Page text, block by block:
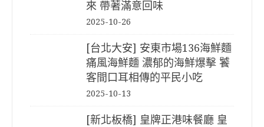
來 帶著滿意回味
2025-10-26
[台北大安] 安東市場136海鮮麵
痛風海鮮麵 濃郁的海鮮爆擊 饕
客間口耳相傳的平民小吃
2025-10-13
[新北板橋] 皇牌正港味餐廳 皇